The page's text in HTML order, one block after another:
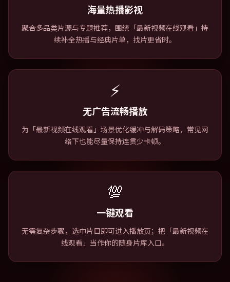
海量热播影视
聚合多品类片源与专题推荐，围绕「最新视频在线观看」持
续补全热播与经典片单，找片更省时。
⚡
无广告流畅播放
为「最新视频在线观看」场景优化缓冲与解码策略，常见网
络下也能尽量保持连贯少卡顿。
💯
一键观看
无需复杂步骤，选中片目即可进入播放页；把「最新视频在
线观看」当作你的随身片库入口。